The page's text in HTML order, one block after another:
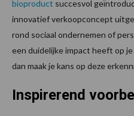
bioproduct succesvol
innovatief verkoopconcept
rond sociaal ondernemen of
een duidelijke impact heeft op
dan maak je kans op deze
Inspirerend